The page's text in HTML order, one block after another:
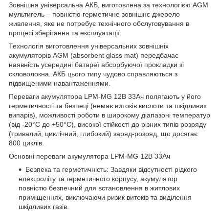
Зовнішня універсальна АКБ, виготовлена за технологією AGM
мультигель – повністю герметичне зовнішнє джерело
живлення, яке не потребує технічного обслуговування в
процесі зберігання та експлуатації.
Технологія виготовлення універсальних зовнішніх
акумуляторів AGM (absorbent glass mat) передбачає
наявність усередині батареї абсорбуючої прокладки зі
скловолокна. АКБ цього типу чудово справляються з
підвищеними навантаженнями.
Переваги акумулятора LPM-MG 12В 33Ач полягають у його
герметичності та безпеці (немає витоків кислоти та шкідливих
випарів), можливості роботи в широкому діапазоні температур
(від -20°С до +50°С), високої стійкості до різних типів розряду
(тривалий, циклічний, глибокий) заряд-розряд, що досягає
800 циклів.
Основні переваги акумулятора LPM-MG 12В 33Ач
Безпека та герметичність: Завдяки відсутності рідкого
електроліту та герметичного корпусу, акумулятор
повністю безпечний для встановлення в житлових
приміщеннях, виключаючи ризик витоків та виділення
шкідливих газів.